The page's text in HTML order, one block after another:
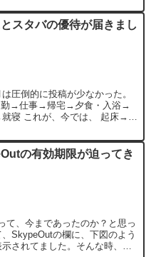
スタバの優待が届きまし
圧倒的に投稿が少なかった。
勤→仕事→帰宅→夕食・入浴→
寝 これが、今では、 起床→株
の有効期限が迫ってき
て、今まであったのか？と思っ
SkypeOutの欄に、下図のよう
されてました。そんな時、